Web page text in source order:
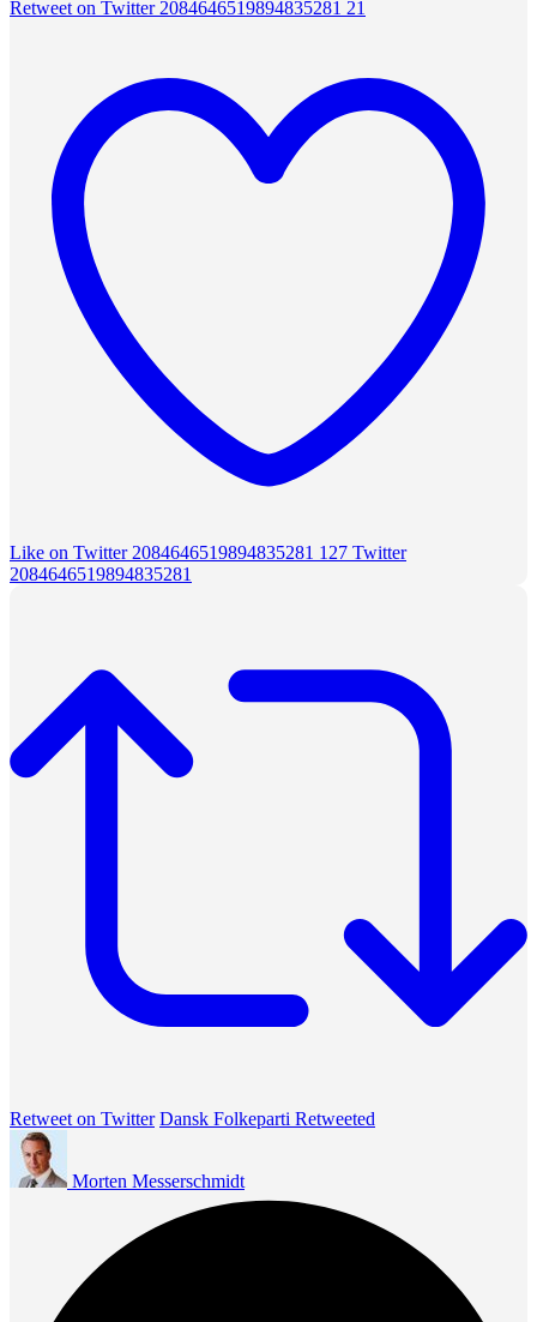
Retweet on Twitter 2084646519894835281 21
Like on Twitter 2084646519894835281 127 Twitter
2084646519894835281
Retweet on Twitter Dansk Folkeparti Retweeted
Morten Messerschmidt